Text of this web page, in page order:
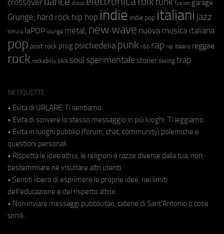
disco fusion garage
Grunge; hard rock hip hop indie indie pop italiani jazz
kimura laPOP lounge metal; new wave nuova musica italiana
pop post rock prog psichedeliapunk r&b rap rap italiano reggae
rock rockabilly ska soul sperimentale stoner swing trap
NETIQUETTE
• Evita di URLARE. Ti sentiamo.
• Evita di scrivere lo stesso messaggio in più luoghi. Ti leggiamo.
• Evita in luoghi pubblici (forum, chat, community) polemiche e
questioni personali.
• Rispetta le idee altrui, le religioni e razze diverse dalla tua, non
bestemmiare né insultare altri utenti.
• Sentiti libero di esprimere le proprie idee, nei limiti
dell'educazione e del rispetto altrui.
• Non inviare messaggi pubblicitari, catene di Sant'Antonio o cose
simili.